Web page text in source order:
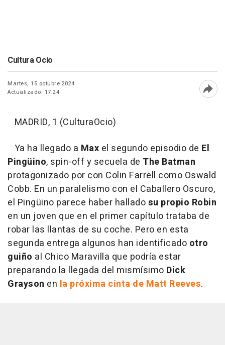
Cultura Ocio
Martes, 15 octubre 2024
Actualizado: 17:24
MADRID, 1 (CulturaOcio)
Ya ha llegado a Max el segundo episodio de El
Pingüino, spin-off y secuela de The Batman
protagonizado por con Colin Farrell como Oswald
Cobb. En un paralelismo con el Caballero Oscuro,
el Pingüino parece haber halladosu propio Robin
en un joven que en el primer capítulo trataba de
robar las llantas de su coche. Pero en esta
segunda entrega algunos han identificado otro
guiño al Chico Maravilla que podría estar
preparando la llegada del mismísimo Dick
Grayson en la próxima cinta de Matt Reeves.